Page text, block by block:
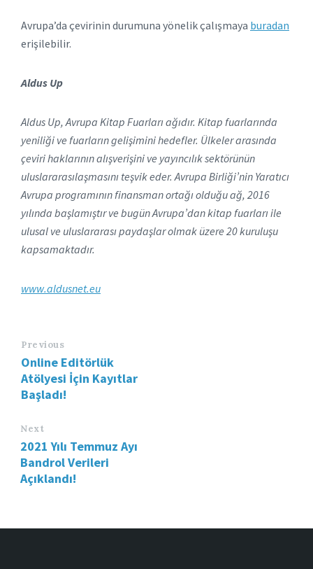
Avrupa’da çevirinin durumuna yönelik çalışmaya buradan
erişilebilir.
Aldus Up
Aldus Up, Avrupa Kitap Fuarları ağıdır. Kitap fuarlarında
yeniliği ve fuarların gelişimini hedefler. Ülkeler arasında
çeviri haklarının alışverişini ve yayıncılık sektörünün
uluslararasılaşmasını teşvik eder. Avrupa Birliği’nin Yaratıcı
Avrupa programının finansman ortağı olduğu ağ, 2016
yılında başlamıştır ve bugün Avrupa’dan kitap fuarları ile
ulusal ve uluslararası paydaşlar olmak üzere 20 kuruluşu
kapsamaktadır.
www.aldusnet.eu
Previous
Online Editörlük
Atölyesi İçin Kayıtlar
Başladı!
Next
2021 Yılı Temmuz Ayı
Bandrol Verileri
Açıklandı!